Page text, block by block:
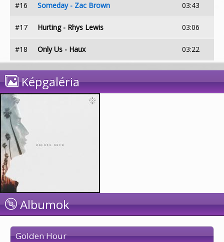
#16 Someday - Zac Brown 03:43
#17 Hurting - Rhys Lewis 03:06
#18 Only Us - Haux 03:22
Képgaléria
Albumok
Golden Hour